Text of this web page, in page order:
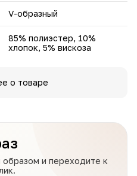
V-образный
85% полиэстер, 10%
хлопок, 5% вискоза
о товаре
и переходите к